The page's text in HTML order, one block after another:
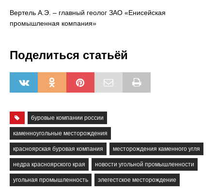
Вертель А.Э. – главный геолог ЗАО «Енисейская
промышленная компания»
Поделиться статьёй
буровые компании россии
каменноугольные месторождения
красноярская буровая компания месторождения каменного угля
недра красноярского края новости угольной промышленности
угольная промышленность элегестское месторождение